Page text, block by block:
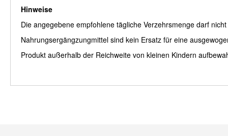
Hinweise
Die angegebene empfohlene tägliche Verzehrsmenge darf
Nahrungsergängzungmittel sind kein Ersatz für eine
Produkt außerhalb der Reichweite von kleinen Kindern